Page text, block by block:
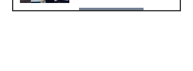
przedstawia projekt